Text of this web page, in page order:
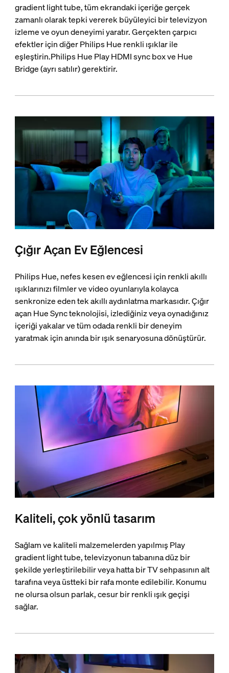
gradient light tube, tüm ekrandaki içeriğe gerçek
zamanlı olarak tepki vererek büyüleyici bir televizyon
izleme ve oyun deneyimi yaratır. Gerçekten çarpıcı
efektler için diğer Philips Hue renkli ışıklar ile
eşleştirin.Philips Hue Play HDMI sync box ve Hue
Bridge (ayrı satılır) gerektirir.
Çığır Açan Ev Eğlencesi
Philips Hue, nefes kesen ev eğlencesi için renkli akıllı
ışıklarınızı filmler ve video oyunlarıyla kolayca
senkronize eden tek akıllı aydınlatma markasıdır. Çığır
açan Hue Sync teknolojisi, izlediğiniz veya oynadığınız
içeriği yakalar ve tüm odada renkli bir deneyim
yaratmak için anında bir ışık senaryosuna dönüştürür.
Kaliteli, çok yönlü tasarım
Sağlam ve kaliteli malzemelerden yapılmış Play
gradient light tube, televizyonun tabanına düz bir
şekilde yerleştirilebilir veya hatta bir TV sehpasının alt
tarafına veya üstteki bir rafa monte edilebilir. Konumu
ne olursa olsun parlak, cesur bir renkli ışık geçişi
sağlar.